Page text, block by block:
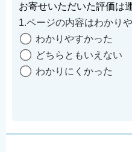
お寄せいただいた評価は
1.ページの内容はわかり
わかりやすかった
どちらともいえない
わかりにくかった
한국어
नेपाली
Filipino